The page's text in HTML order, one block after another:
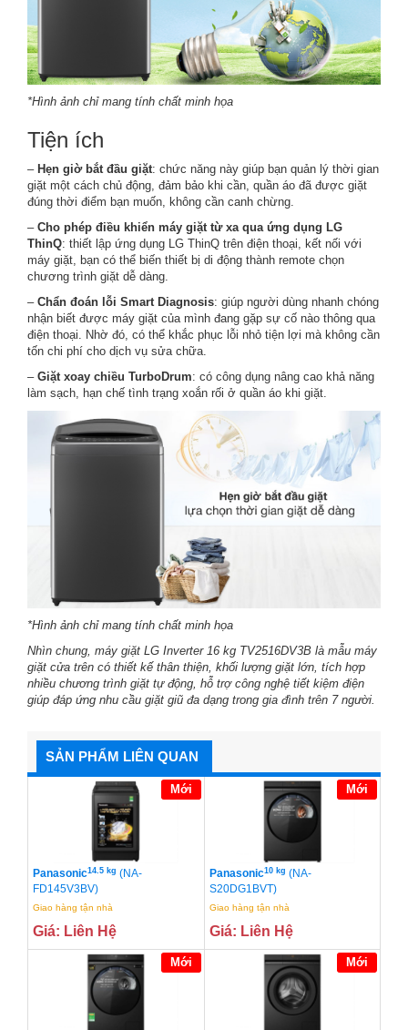
*Hình ảnh chỉ mang tính chất minh họa
Tiện ích
– Hẹn giờ bắt đầu giặt: chức năng này giúp bạn quản lý thời gian
giặt một cách chủ động, đảm bảo khi cần, quần áo đã được giặt
đúng thời điểm bạn muốn, không cần canh chừng.
– Cho phép điều khiển máy giặt từ xa qua ứng dụng LG
ThinQ: thiết lập ứng dụng LG ThinQ trên điện thoại, kết nối với
máy giặt, bạn có thể biến thiết bị di động thành remote chọn
chương trình giặt dễ dàng.
– Chẩn đoán lỗi Smart Diagnosis: giúp người dùng nhanh chóng
nhận biết được máy giặt của mình đang gặp sự cố nào thông qua
điện thoại. Nhờ đó, có thể khắc phục lỗi nhỏ tiện lợi mà không cần
tốn chi phí cho dịch vụ sửa chữa.
– Giặt xoay chiều TurboDrum: có công dụng nâng cao khả năng
làm sạch, hạn chế tình trạng xoắn rối ở quần áo khi giặt.
*Hình ảnh chỉ mang tính chất minh họa
Nhìn chung, máy giặt LG Inverter 16 kg TV2516DV3B là mẫu máy
giặt cửa trên có thiết kế thân thiện, khối lượng giặt lớn, tích hợp
nhiều chương trình giặt tự động, hỗ trợ công nghệ tiết kiệm điện
giúp đáp ứng nhu cầu giặt giũ đa dạng trong gia đình trên 7 người.
SẢN PHẨM LIÊN QUAN
Mới
Panasonic14.5 kg (NA-
FD145V3BV)
Giao hàng tận nhà
Giá: Liên Hệ
Mới
Panasonic10 kg (NA-
S20DG1BVT)
Giao hàng tận nhà
Giá: Liên Hệ
Mới Mới